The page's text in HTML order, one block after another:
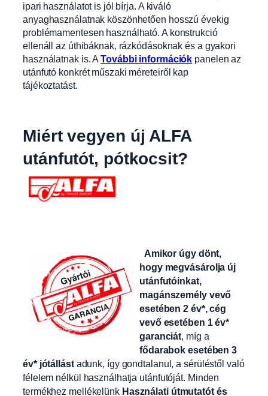
ipari használatot is jól bírja. A kiváló
anyaghasználatnak köszönhetően hosszú évekig
problémamentesen használható. A konstrukció
ellenáll az úthibáknak, rázkódásoknak és a gyakori
használatnak is. ATovábbi információk panelen az
utánfutó konkrét műszaki méreteiről kap
tájékoztatást.
Miért vegyen új ALFA
utánfutót, pótkocsit?
Amikor úgy dönt,
hogy megvásárolja új
utánfutóinkat,
magánszemély vevő
esetében 2 év*, cég
vevő esetében 1 év*
garanciát, míg a
fődarabok esetében 3
év* jótállástadunk, így gondtalanul, a sérüléstől való
félelem nélkül használhatja utánfutóját. Minden
termékhez mellékelünk Használati útmutatót és